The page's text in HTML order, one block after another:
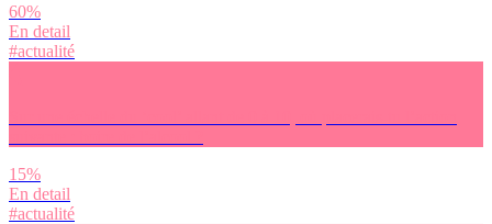
60%
En detail
#actualité
15%
En detail
#actualité